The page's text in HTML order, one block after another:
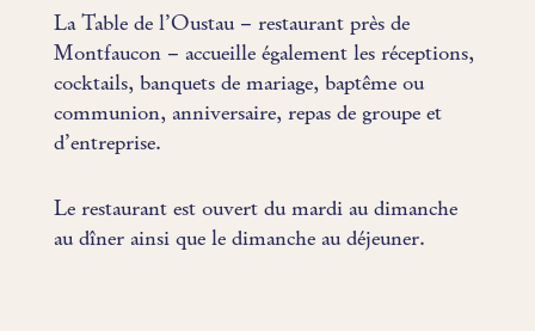
La Table de l’Oustau – restaurant près de
Montfaucon – accueille également les réceptions,
cocktails, banquets de mariage, baptême ou
communion, anniversaire, repas de groupe et
d’entreprise.
Le restaurant est ouvert du mardi au dimanche
au dîner ainsi que le dimanche au déjeuner.